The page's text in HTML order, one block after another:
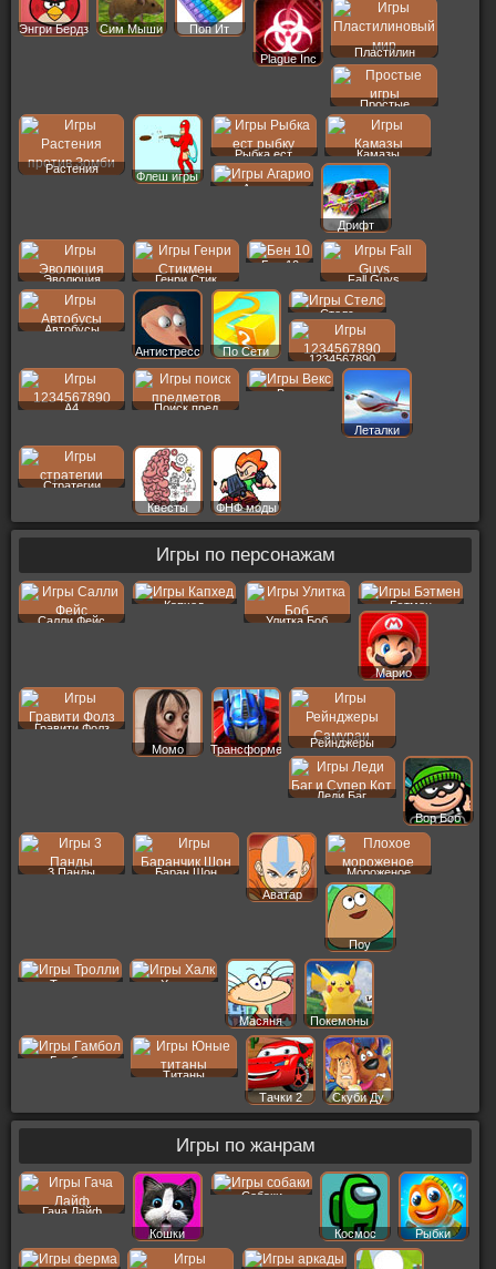
Энгри Бердз Сим Мыши Поп Ит
Plague Inc
Пластилин
Простые
Растения
Флеш игры
Рыбка ест Камазы
Агарио
Дрифт
Эволюция Генри Стик
Бен 10
Fall Guys
Автобусы
Антистресс
По Сети
Стелс
1234567890
A4 Поиск пред
Векс
Леталки
Стратегии
Квесты
ФНФ моды
Игры по персонажам
Салли Фейс
Капхед
Улитка Боб
Бэтмен
Марио
Гравити Фолз
Момо
Трансформеры
Рейнджеры
Леди Баг
Вор Боб
3 Панды
Баран Шон
Аватар
Мороженое
Поу
Тролли Халк
Масяня Покемоны
Гамбол
Титаны
Тачки 2
Скуби Ду
Игры по жанрам
Гача Лайф
Кошки
Собаки
Космос Рыбки